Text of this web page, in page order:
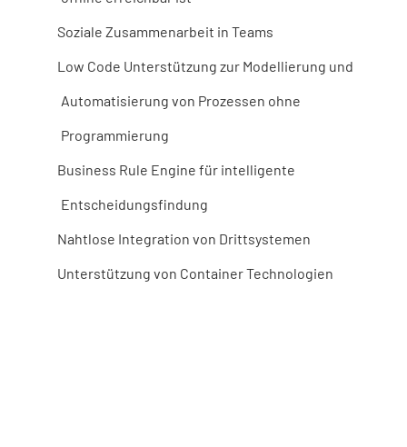
Soziale Zusammenarbeit in Teams
Low Code Unterstützung zur Modellierung und
Automatisierung von Prozessen ohne
Programmierung
Business Rule Engine für intelligente
Entscheidungsfindung
Nahtlose Integration von Drittsystemen
Unterstützung von Container Technologien